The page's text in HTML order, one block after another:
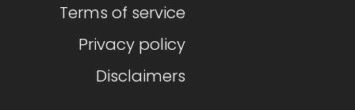
Terms of service
Privacy policy
Disclaimers